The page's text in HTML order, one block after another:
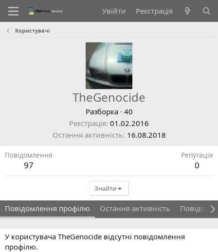
Увійти Реєстрація
Користувачі
TheGenocide
Разборка · 40
Реєстрація 01.02.2016
Остання активність 16.08.2018
Повідомлення
97
Репутація
0
Знайти
Повідомлення профілю Остання активність
У користувача TheGenocide відсутні повідомлення
профілю.